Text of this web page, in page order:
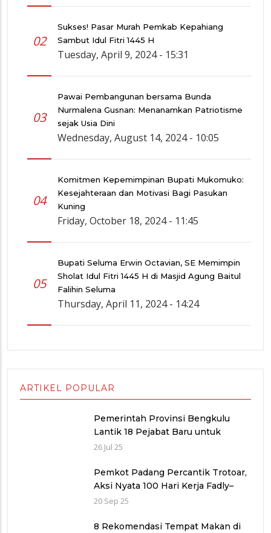
02
Sukses! Pasar Murah Pemkab Kepahiang
Sambut Idul Fitri 1445 H
Tuesday, April 9, 2024 - 15:31
03
Pawai Pembangunan bersama Bunda
Nurmalena Gusnan: Menanamkan Patriotisme
sejak Usia Dini
Wednesday, August 14, 2024 - 10:05
04
Komitmen Kepemimpinan Bupati Mukomuko:
Kesejahteraan dan Motivasi Bagi Pasukan
Kuning
Friday, October 18, 2024 - 11:45
05
Bupati Seluma Erwin Octavian, SE Memimpin
Sholat Idul Fitri 1445 H di Masjid Agung Baitul
Falihin Seluma
Thursday, April 11, 2024 - 14:24
ARTIKEL POPULAR
Pemerintah Provinsi Bengkulu
Lantik 18 Pejabat Baru untuk
Penyegaran Birokrasi dan
26 Jul 25
Pemkot Padang Percantik Trotoar,
Aksi Nyata 100 Hari Kerja Fadly–
Maigus Dan Sisakan Jalan 1000
20 Sep 25
8 Rekomendasi Tempat Makan di